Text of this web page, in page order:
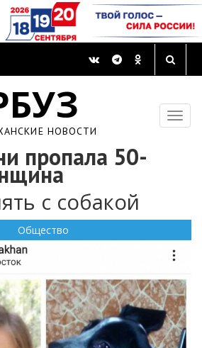
НОВОСТИ
пропала 50-
с собакой
Общество